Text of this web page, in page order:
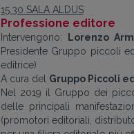
15.30 SALA ALDUS
Professione editore
Intervengono: Lorenzo
Presidente Gruppo piccoli
editrice)
A cura del Gruppo Piccoli
Nel 2019 il Gruppo dei
delle principali
(promotori editoriali,